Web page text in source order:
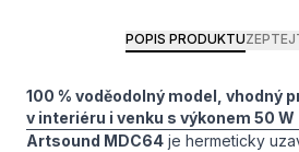
POPIS PRODUKTU
100 % voděodolný model, vhodný
v interiéru i venku s výkonem 50 W
Artsound MDC64 je hermeticky